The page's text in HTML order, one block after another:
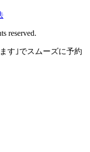
reserved.
す｣でスムーズに予約